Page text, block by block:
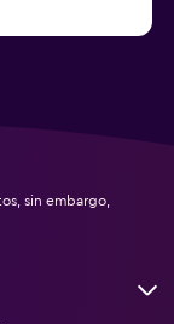
sin embargo,